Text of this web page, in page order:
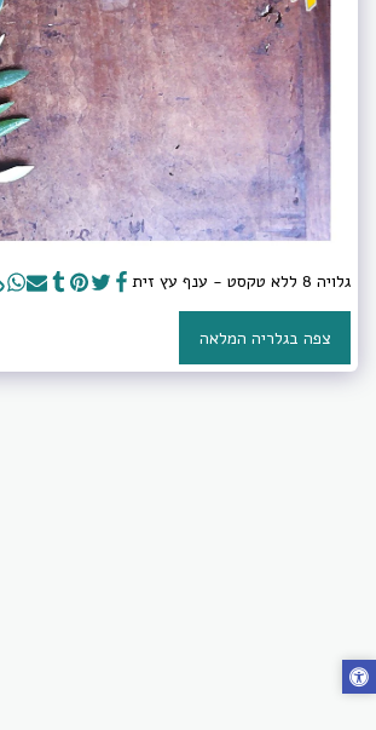
גלויה 8 ללא טקסט - ענף עץ זית
צפה בגלריה המלאה